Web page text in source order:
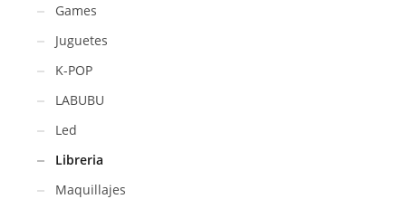
Games
Juguetes
K-POP
LABUBU
Led
Libreria
Maquillajes